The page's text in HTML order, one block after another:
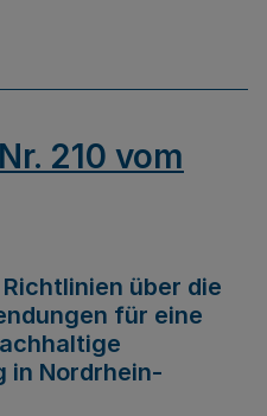
210 vom
über die
für eine
in Nordrhein-